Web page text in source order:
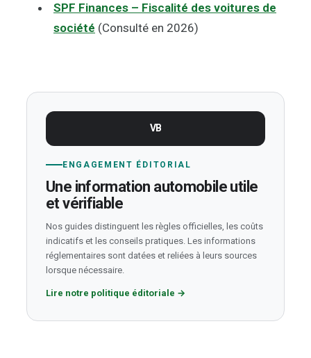
SPF Finances – Fiscalité des voitures de
société (Consulté en 2026)
VB
ENGAGEMENT ÉDITORIAL
Une information automobile utile
et vérifiable
Nos guides distinguent les règles officielles, les coûts
indicatifs et les conseils pratiques. Les informations
réglementaires sont datées et reliées à leurs sources
lorsque nécessaire.
Lire notre politique éditoriale →